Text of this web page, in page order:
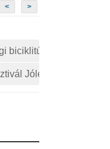
< >
biciklitúra
Jólészen